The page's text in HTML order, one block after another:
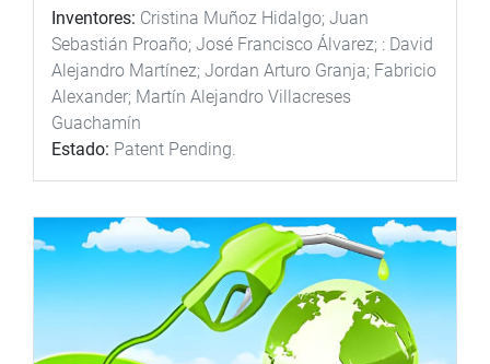
Inventores: Cristina Muñoz Hidalgo; Juan
Sebastián Proaño; José Francisco Álvarez; : David
Alejandro Martínez; Jordan Arturo Granja; Fabricio
Alexander; Martín Alejandro Villacreses
Guachamín
Estado: Patent Pending.